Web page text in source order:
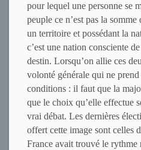
pour lequel une personne se
peuple ce n’est pas la
un territoire et possédant la
c’est une nation consciente
destin. Lorsqu’on allie ces
volonté générale qui ne
conditions : il faut que la
que le choix qu’elle effectue
vrai débat. Les dernières
offert cette image sont celles
France avait trouvé le rythme